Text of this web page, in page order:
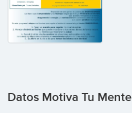
Datos Motiva Tu Mente